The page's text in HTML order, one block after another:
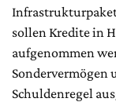
sollen Kredite in
aufgenommen
Sondervermögen
Schuldenregel